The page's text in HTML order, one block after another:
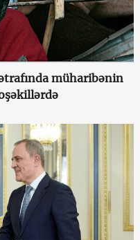
müharibənin